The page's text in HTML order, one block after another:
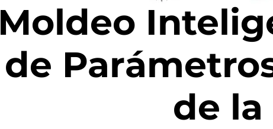
Moldeo
de
de la